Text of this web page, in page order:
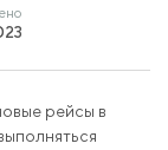
рейсы в